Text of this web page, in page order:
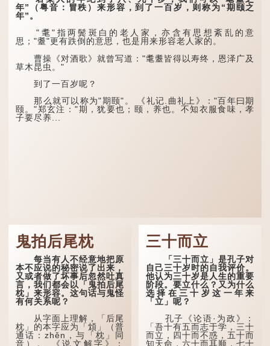
年”（粤音：冒秩）来形容，到了一百岁，则称为“期颐之
年”。
"耄"指两鬓斑白的老人家，亦含有思想紊乱的意
思；"耋"更有跌倒的意思，也是用来形容老人家的。
曹操《对酒歌》就曾写道："耄耋皆得以寿终，恩泽广及
草木昆虫。"
到了一百岁呢？
那么就可以称为"期颐"。 《礼记.曲礼上》："百年曰期
颐。"郑玄注："期，犹要也；颐，养也。不知衣服食味，孝
子要尽养...
鬼拍后尾枕
每当有人不经意地把原
本不应说的秘密说了出来，
又或者做了坏事后忽然吐真
言，我们都会以「鬼拍后尾
枕」来形容。这句话与鬼怪
有何关系呢？
从字面上理解，「后尾
枕」的本字应为「䪴」（普
通话：zhěn，与「枕」同
音）。 《说文解字》：
三十而立
「三十而立」是孔子对
自己三十岁时的自我评价。
他认为三十岁是人生的重要
阶段。要立什么？又为什么
选择在三十岁这一年来
「立」呢？
孔子《论语·为政》：
「吾十有五而志于学，三十
而立，四十而不惑，五十而
知天命，六十而耳顺，七十